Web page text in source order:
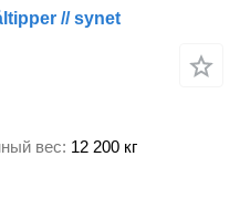
// synet
вес 12 200 кг